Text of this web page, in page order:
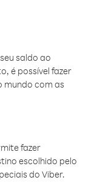
saldo ao
é possível fazer
mundo com as
fazer
escolhido pelo
do Viber.